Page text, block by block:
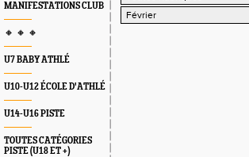
MANIFESTATIONS CLUB
🔸 🔸 🔸
U7 BABY ATHLÉ
U10-U12 ÉCOLE D'ATHLÉ
U14-U16 PISTE
TOUTES CATÉGORIES
PISTE (U18 ET +)